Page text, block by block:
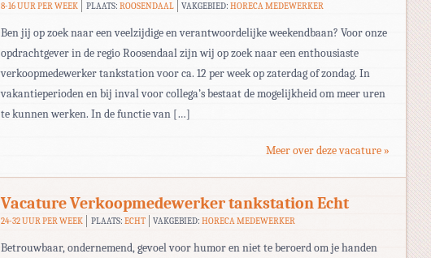
8-16 UUR PER WEEK PLAATS: ROOSENDAAL VAKGEBIED:HORECA MEDEWERKER
Ben jij op zoek naar een veelzijdige en verantwoordelijke weekendbaan? Voor onze
opdrachtgever in de regio Roosendaal zijn wij op zoek naar een enthousiaste
verkoopmedewerker tankstation voor ca. 12 per week op zaterdag of zondag. In
vakantieperioden en bij inval voor collega’s bestaat de mogelijkheid om meer uren
te kunnen werken. In de functie van […]
Meer over deze vacature »
Vacature Verkoopmedewerker tankstation Echt
24-32 UUR PER WEEK PLAATS: ECHT VAKGEBIED:HORECA MEDEWERKER
Betrouwbaar, ondernemend, gevoel voor humor en niet te beroerd om je handen